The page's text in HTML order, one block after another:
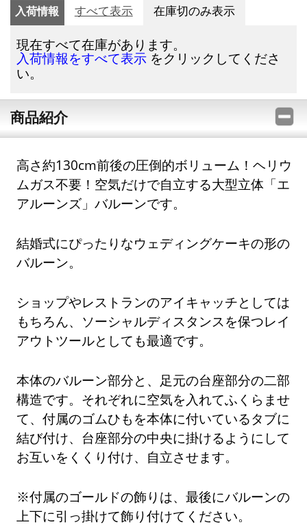
入荷情報 すべて表示 在庫切のみ表示
現在すべて在庫があります。
入荷情報をすべて表示 をクリックしてくださ
い。
商品紹介
高さ約130cm前後の圧倒的ボリューム！ヘリウ
ムガス不要！空気だけで自立する大型立体「エ
アルーンズ」バルーンです。
結婚式にぴったりなウェディングケーキの形の
バルーン。
ショップやレストランのアイキャッチとしては
もちろん、ソーシャルディスタンスを保つレイ
アウトツールとしても最適です。
本体のバルーン部分と、足元の台座部分の二部
構造です。それぞれに空気を入れてふくらませ
て、付属のゴムひもを本体に付いているタブに
結び付け、台座部分の中央に掛けるようにして
お互いをくくり付け、自立させます。
※付属のゴールドの飾りは、最後にバルーンの
上下に引っ掛けて飾り付けてください。